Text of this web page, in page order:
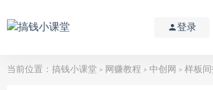
登录
当前位置： 搞钱小课堂 > 网赚教程 > 中创网 > 样板间拍摄+剪辑